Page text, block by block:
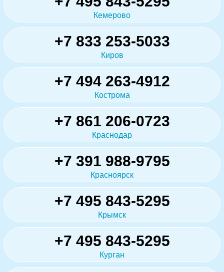
Кемерово
+7 833 253-5033
Киров
+7 494 263-4912
Кострома
+7 861 206-0723
Краснодар
+7 391 988-9795
Красноярск
+7 495 843-5295
Крымск
+7 495 843-5295
Курган